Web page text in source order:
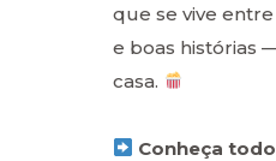
que se vive
e boas histórias
casa.
Conheça